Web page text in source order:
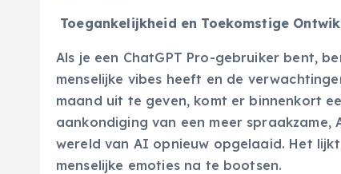
Toegankelijkheid en Toekomstige
Als je een ChatGPT Pro-gebruiker bent,
menselijke vibes heeft en de
maand uit te geven, komt er binnenkort
aankondiging van een meer
wereld van AI opnieuw opgelaaid. Het
menselijke emoties na te bootsen.